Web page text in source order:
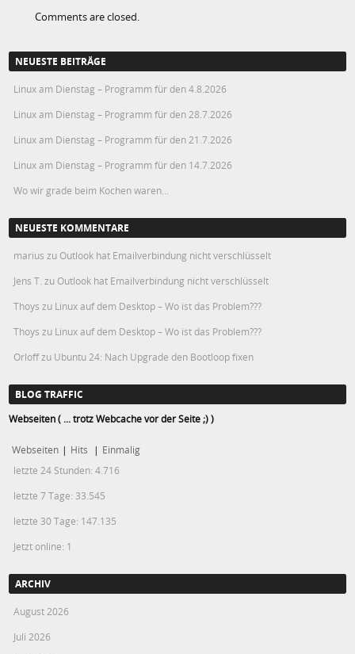
Comments are closed.
NEUESTE BEITRÄGE
Linux am Dienstag – Programm für den 4.8.2026
Linux am Dienstag – Programm für den 28.7.2026
Linux am Dienstag – Programm für den 21.7.2026
Linux am Dienstag – Programm für den 14.7.2026
Wo wir grade beim Kochen waren…
NEUESTE KOMMENTARE
marius zu Outlook hat Emailverbindung nicht verschlüsselt
Jens T. zu Outlook hat Emailverbindung nicht verschlüsselt
Thoys zu Linux auf dem Desktop – Wo ist das Problem???
Thoys zu Linux auf dem Desktop – Wo ist das Problem???
Orloffzu Ubuntu 24: Nach Upgrade den Bootloop fixen
BLOG TRAFFIC
Webseiten ( ... trotz Webcache vor der Seite ;) )
Webseiten | Hits | Einmalig
letzte 24 Stunden:4.716
letzte 7 Tage: 33.545
letzte 30 Tage: 147.135
Jetzt online: 1
ARCHIV
August 2026
Juli 2026